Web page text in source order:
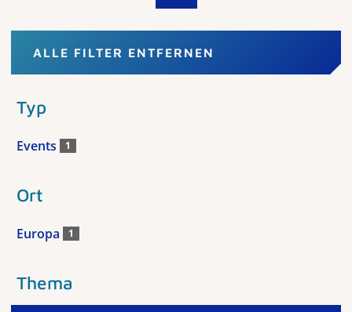
ALLE FILTER ENTFERNEN
Typ
Events 1
Ort
Europa 1
Thema